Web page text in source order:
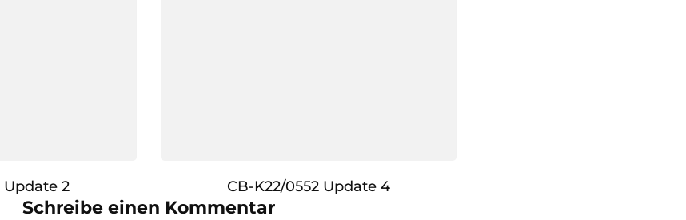
Update 2 CB-K22/0552 Update 4
Schreibe einen Kommentar